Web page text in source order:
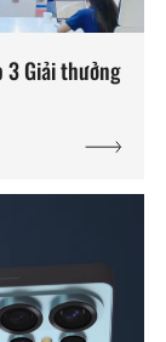
3 Giải thưởng